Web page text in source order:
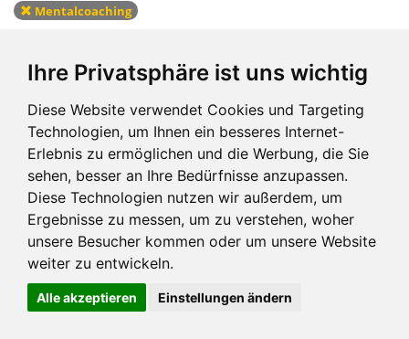
Ihre Privatsphäre ist uns wichtig
Diese Website verwendet Cookies und Targeting
Technologien, um Ihnen ein besseres Internet-
Erlebnis zu ermöglichen und die Werbung, die Sie
sehen, besser an Ihre Bedürfnisse anzupassen.
Diese Technologien nutzen wir außerdem, um
Ergebnisse zu messen, um zu verstehen, woher
unsere Besucher kommen oder um unsere Website
weiter zu entwickeln.
Alle akzeptieren Einstellungen ändern
Mentalcoaching
Kategoriefilter
zurücksetzen
Impressum und mehr